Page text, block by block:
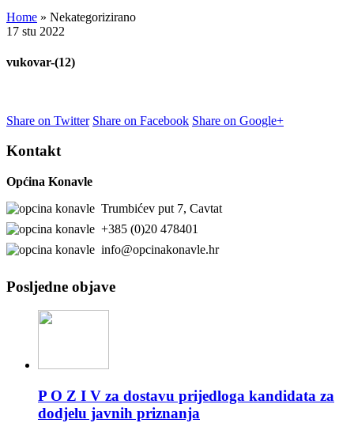
Home » Nekategorizirano
17 stu 2022
vukovar-(12)
Share on Twitter Share on Facebook Share on Google+
Kontakt
Općina Konavle
Trumbićev put 7, Cavtat
+385 (0)20 478401
info@opcinakonavle.hr
Posljedne objave
P O Z I V za dostavu prijedloga kandidata za
dodjelu javnih priznanja